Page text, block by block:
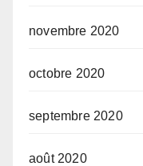
novembre 2020
octobre 2020
septembre 2020
août 2020